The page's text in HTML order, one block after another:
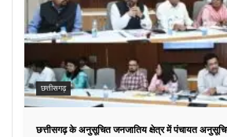
छत्तीसगढ़
छत्तीसगढ़ के अनुसूचित जनजातिय क्षेत्र में पंचायत